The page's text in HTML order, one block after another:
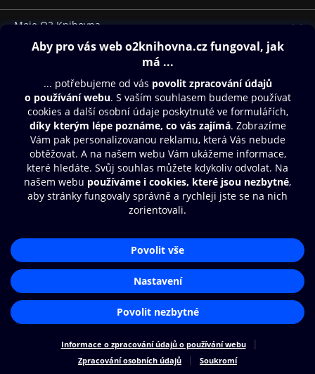
Moje O2 Knihovna
Další zábava
© O2 Czech Republic a.s.
Nákupní řád
Přístupnost
Zásady zpracování osobních údajů
Cookies
Aplikace O2 Knihovna
Čti a poslouchej své e-knihy a
audioknihy rychleji a pohodlněji.